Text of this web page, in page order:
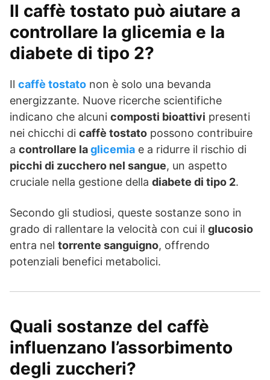
Il caffè tostato può aiutare a
controllare la glicemia e la
diabete di tipo 2?
Il caffè tostato non è solo una bevanda
energizzante. Nuove ricerche scientifiche
indicano che alcuni composti bioattivi presenti
nei chicchi di caffè tostato possono contribuire
a controllare laglicemia e a ridurre il rischio di
picchi di zucchero nel sangue, un aspetto
cruciale nella gestione della diabete di tipo 2.
Secondo gli studiosi, queste sostanze sono in
grado di rallentare la velocità con cui il glucosio
entra nel torrente sanguigno, offrendo
potenziali benefici metabolici.
Quali sostanze del caffè
influenzano l’assorbimento
degli zuccheri?